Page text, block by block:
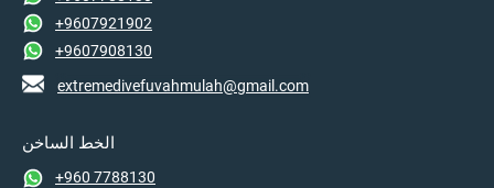
+9607921902
+9607908130
extremedivefuvahmulah@gmail.com
الخط الساخن
+960 7788130